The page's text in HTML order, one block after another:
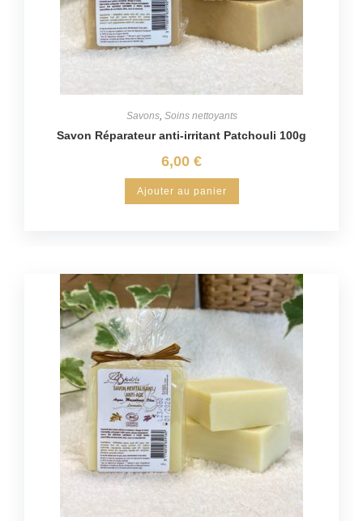
Savons, Soins nettoyants
Savon Réparateur anti-irritant Patchouli 100g
6,00 €
Ajouter au panier